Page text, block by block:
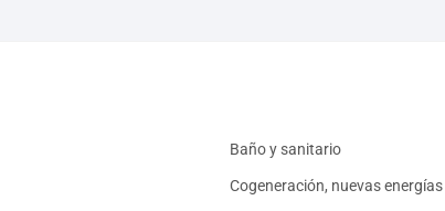
Baño y sanitario
Cogeneración, nuevas